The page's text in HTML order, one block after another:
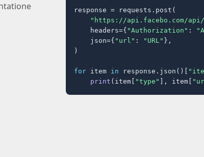
response = requests.post(
"https://api.facebo.com/api/
    headers={
"Authorization" :
    json={
"url" : "URL" },
)
for item in response.json()[
print (item[ "type" ], item[